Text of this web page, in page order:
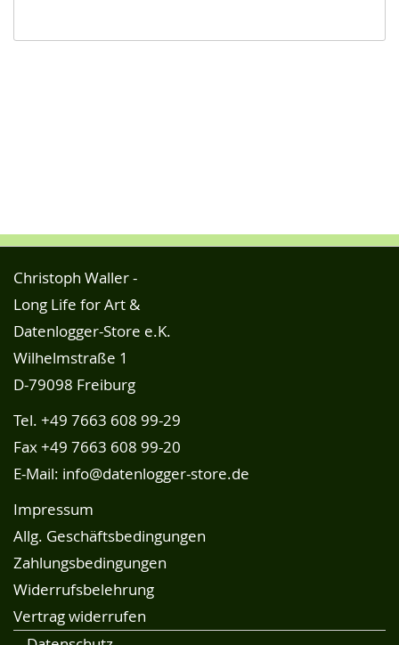
Christoph Waller -
Long Life for Art &
Datenlogger-Store e.K.
Wilhelmstraße 1
D-79098 Freiburg
Tel. +49 7663 608 99-29
Fax +49 7663 608 99-20
E-Mail: info@datenlogger-store.de
Impressum
Allg. Geschäftsbedingungen
Zahlungsbedingungen
Widerrufsbelehrung
Vertrag widerrufen